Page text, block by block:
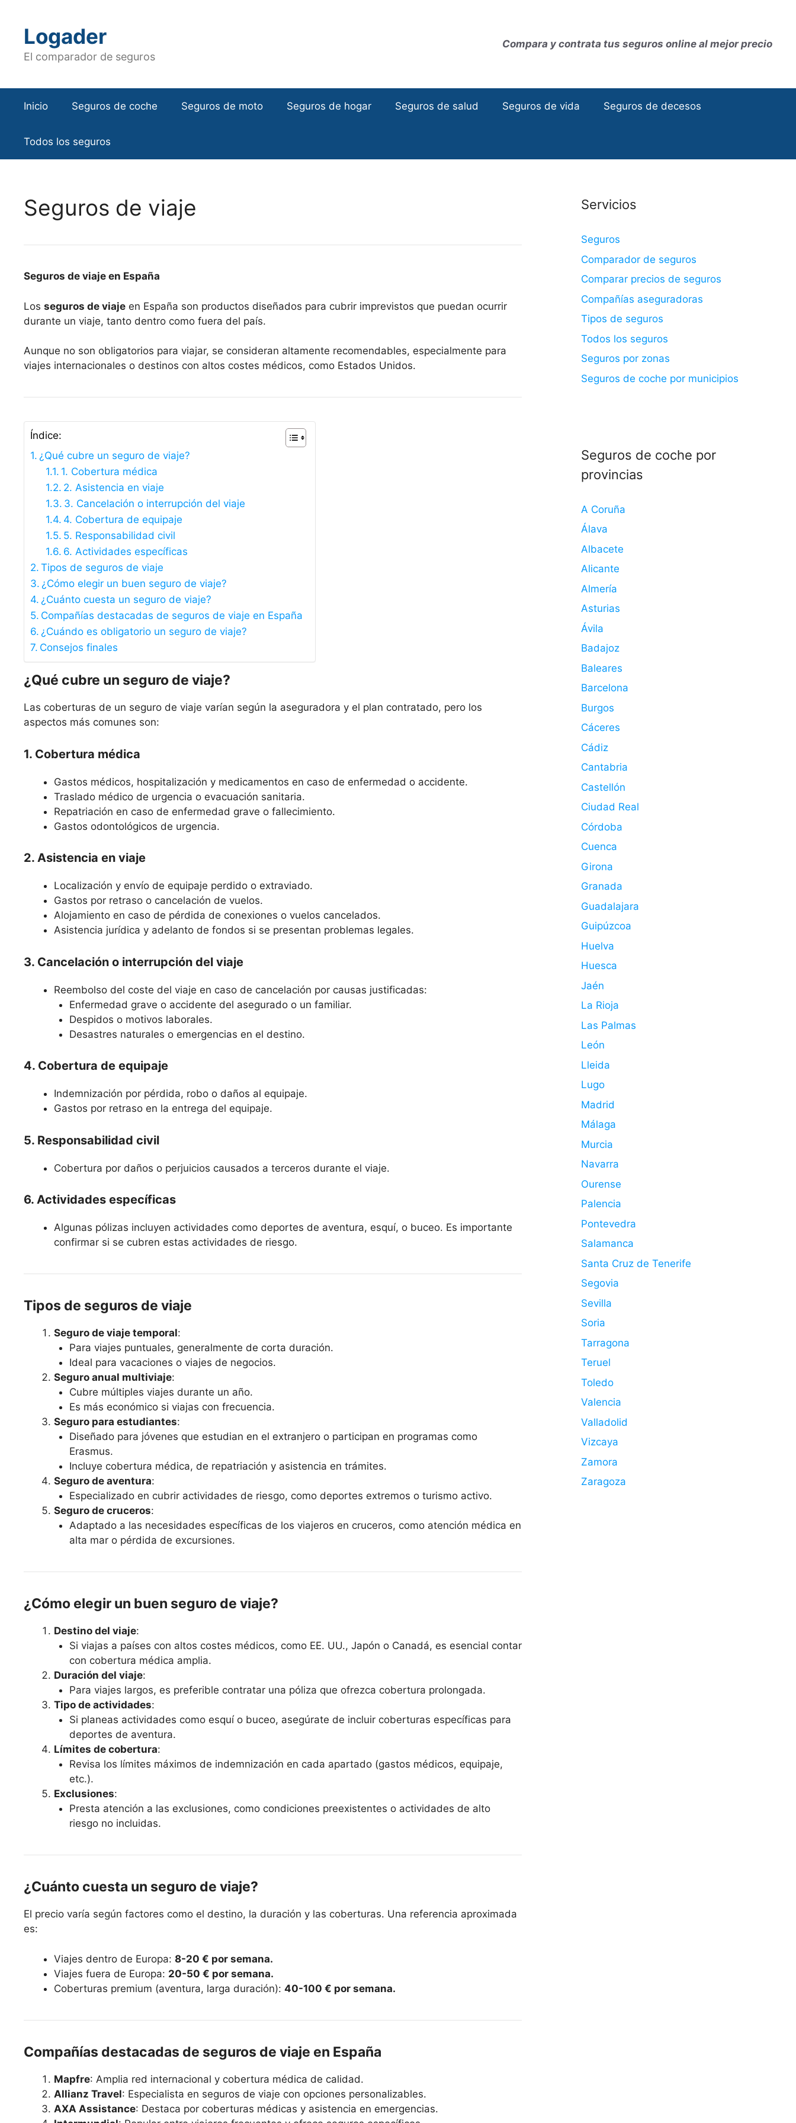
contenidoLogader
El comparador de seguros
Compara y contrata tus seguros online al mejor precio
Inicio Seguros de coche Seguros de moto Seguros de hogar Seguros de salud Seguros de vida Seguros de decesos
Todos los seguros
Seguros de viaje
Seguros de viaje en España
Los seguros de viaje en España son productos diseñados para cubrir imprevistos que puedan ocurrir
durante un viaje, tanto dentro como fuera del país.
Aunque no son obligatorios para viajar, se consideran altamente recomendables, especialmente para
viajes internacionales o destinos con altos costes médicos, como Estados Unidos.
Índice:
¿Qué cubre un seguro de viaje?
1. Cobertura médica
2. Asistencia en viaje
3. Cancelación o interrupción del viaje
4. Cobertura de equipaje
5. Responsabilidad civil
6. Actividades específicas
Tipos de seguros de viaje
¿Cómo elegir un buen seguro de viaje?
¿Cuánto cuesta un seguro de viaje?
Compañías destacadas de seguros de viaje en España
¿Cuándo es obligatorio un seguro de viaje?
Consejos finales
¿Qué cubre un seguro de viaje?
Las coberturas de un seguro de viaje varían según la aseguradora y el plan contratado, pero los
aspectos más comunes son:
1. Cobertura médica
Gastos médicos, hospitalización y medicamentos en caso de enfermedad o accidente.
Traslado médico de urgencia o evacuación sanitaria.
Repatriación en caso de enfermedad grave o fallecimiento.
Gastos odontológicos de urgencia.
2. Asistencia en viaje
Localización y envío de equipaje perdido o extraviado.
Gastos por retraso o cancelación de vuelos.
Alojamiento en caso de pérdida de conexiones o vuelos cancelados.
Asistencia jurídica y adelanto de fondos si se presentan problemas legales.
3. Cancelación o interrupción del viaje
Reembolso del coste del viaje en caso de cancelación por causas justificadas:
Enfermedad grave o accidente del asegurado o un familiar.
Despidos o motivos laborales.
Desastres naturales o emergencias en el destino.
4. Cobertura de equipaje
Indemnización por pérdida, robo o daños al equipaje.
Gastos por retraso en la entrega del equipaje.
5. Responsabilidad civil
Cobertura por daños o perjuicios causados a terceros durante el viaje.
6. Actividades específicas
Algunas pólizas incluyen actividades como deportes de aventura, esquí, o buceo. Es importante
confirmar si se cubren estas actividades de riesgo.
Tipos de seguros de viaje
Seguro de viaje temporal:
Para viajes puntuales, generalmente de corta duración.
Ideal para vacaciones o viajes de negocios.
Seguro anual multiviaje:
Cubre múltiples viajes durante un año.
Es más económico si viajas con frecuencia.
Seguro para estudiantes:
Diseñado para jóvenes que estudian en el extranjero o participan en programas como
Erasmus.
Incluye cobertura médica, de repatriación y asistencia en trámites.
Seguro de aventura:
Especializado en cubrir actividades de riesgo, como deportes extremos o turismo activo.
Seguro de cruceros:
Adaptado a las necesidades específicas de los viajeros en cruceros, como atención médica en
alta mar o pérdida de excursiones.
¿Cómo elegir un buen seguro de viaje?
Destino del viaje:
Si viajas a países con altos costes médicos, como EE. UU., Japón o Canadá, es esencial contar
con cobertura médica amplia.
Duración del viaje:
Para viajes largos, es preferible contratar una póliza que ofrezca cobertura prolongada.
Tipo de actividades:
Si planeas actividades como esquí o buceo, asegúrate de incluir coberturas específicas para
deportes de aventura.
Límites de cobertura:
Revisa los límites máximos de indemnización en cada apartado (gastos médicos, equipaje,
etc.).
Exclusiones:
Presta atención a las exclusiones, como condiciones preexistentes o actividades de alto
riesgo no incluidas.
¿Cuánto cuesta un seguro de viaje?
El precio varía según factores como el destino, la duración y las coberturas. Una referencia aproximada
es:
Viajes dentro de Europa: 8-20 € por semana.
Viajes fuera de Europa: 20-50 € por semana.
Coberturas premium (aventura, larga duración): 40-100 € por semana.
Compañías destacadas de seguros de viaje en España
Mapfre: Amplia red internacional y cobertura médica de calidad.
Allianz Travel: Especialista en seguros de viaje con opciones personalizables.
AXA Assistance: Destaca por coberturas médicas y asistencia en emergencias.
Servicios
Seguros
Comparador de seguros
Comparar precios de seguros
Compañías aseguradoras
Tipos de seguros
Todos los seguros
Seguros por zonas
Seguros de coche por municipios
Seguros de coche por
provincias
A Coruña
Álava
Albacete
Alicante
Almería
Asturias
Ávila
Badajoz
Baleares
Barcelona
Burgos
Cáceres
Cádiz
Cantabria
Castellón
Ciudad Real
Córdoba
Cuenca
Girona
Granada
Guadalajara
Guipúzcoa
Huelva
Huesca
Jaén
La Rioja
Las Palmas
León
Lleida
Lugo
Madrid
Málaga
Murcia
Navarra
Ourense
Palencia
Pontevedra
Salamanca
Santa Cruz de Tenerife
Segovia
Sevilla
Soria
Tarragona
Teruel
Toledo
Valencia
Valladolid
Vizcaya
Zamora
Zaragoza